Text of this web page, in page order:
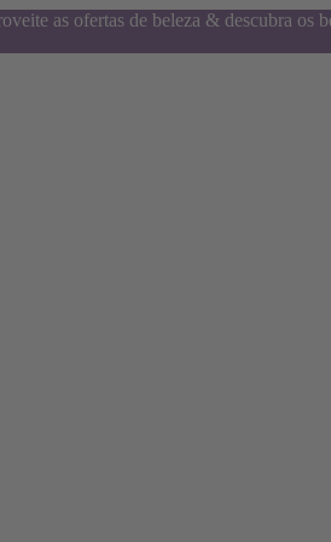
as ofertas de beleza & descubra os